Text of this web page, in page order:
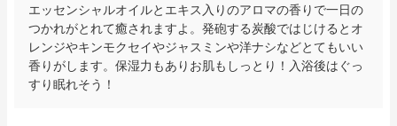
エッセンシャルオイルとエキス入りのアロマの香りで一日の
つかれがとれて癒されますよ。発砲する炭酸ではじけるとオ
レンジやキンモクセイやジャスミンや洋ナシなどとてもいい
香りがします。保湿力もありお肌もしっとり！入浴後はぐっ
すり眠れそう！